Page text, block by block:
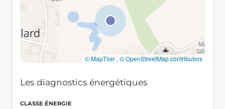
© MapTiler ,© OpenStreetMap contributors
Les diagnostics énergétiques
CLASSE ÉNERGIE